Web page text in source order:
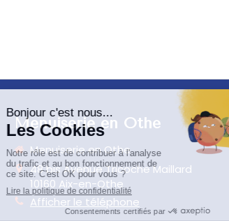
Menuiserie en Othe
Menuiserie en Othe
48 bis Avenue Tricoche Maillard
10160 Aix-en-Othe
Afficher le téléphone